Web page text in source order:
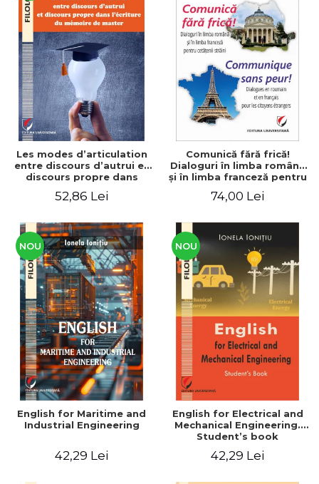
Les modes d’articulation
entre discours d’autrui et
discours propre dans
master
52,86 Lei
Comunică fără frică!
Dialoguri în limba română
şi în limba franceză pentru
străini/Communique sans
roumain et en français
pour les citoyens
étrangers
74,00 Lei
NOU
English for Maritime and
Industrial Engineering
42,29 Lei
NOU
English for Electrical and
Mechanical Engineering.
Student’s book
42,29 Lei